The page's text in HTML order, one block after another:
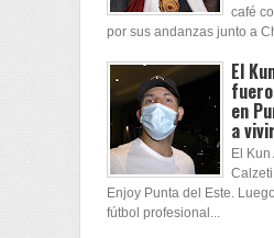
café
por sus andanzas junto a
El
en
a
El
Enjoy Punta del Este.
fútbol profesional...